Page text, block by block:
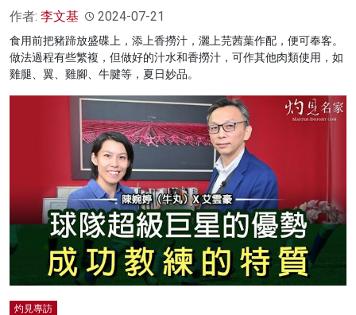
作者: 李文基 2024-07-21
食用前把豬蹄放盛碟上，添上香撈汁，灑上芫茜葉作配，便可奉客。
做法過程有些繁複，但做好的汁水和香撈汁，可作其他肉類使用，如
雞腿、翼、雞腳、牛腱等，夏日妙品。
灼見專訪